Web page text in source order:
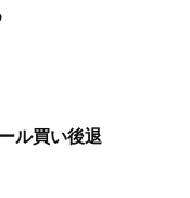
ル買い後退